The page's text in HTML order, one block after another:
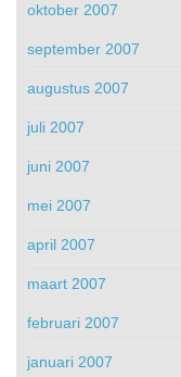
oktober 2007
september 2007
augustus 2007
juli 2007
juni 2007
mei 2007
april 2007
maart 2007
februari 2007
januari 2007